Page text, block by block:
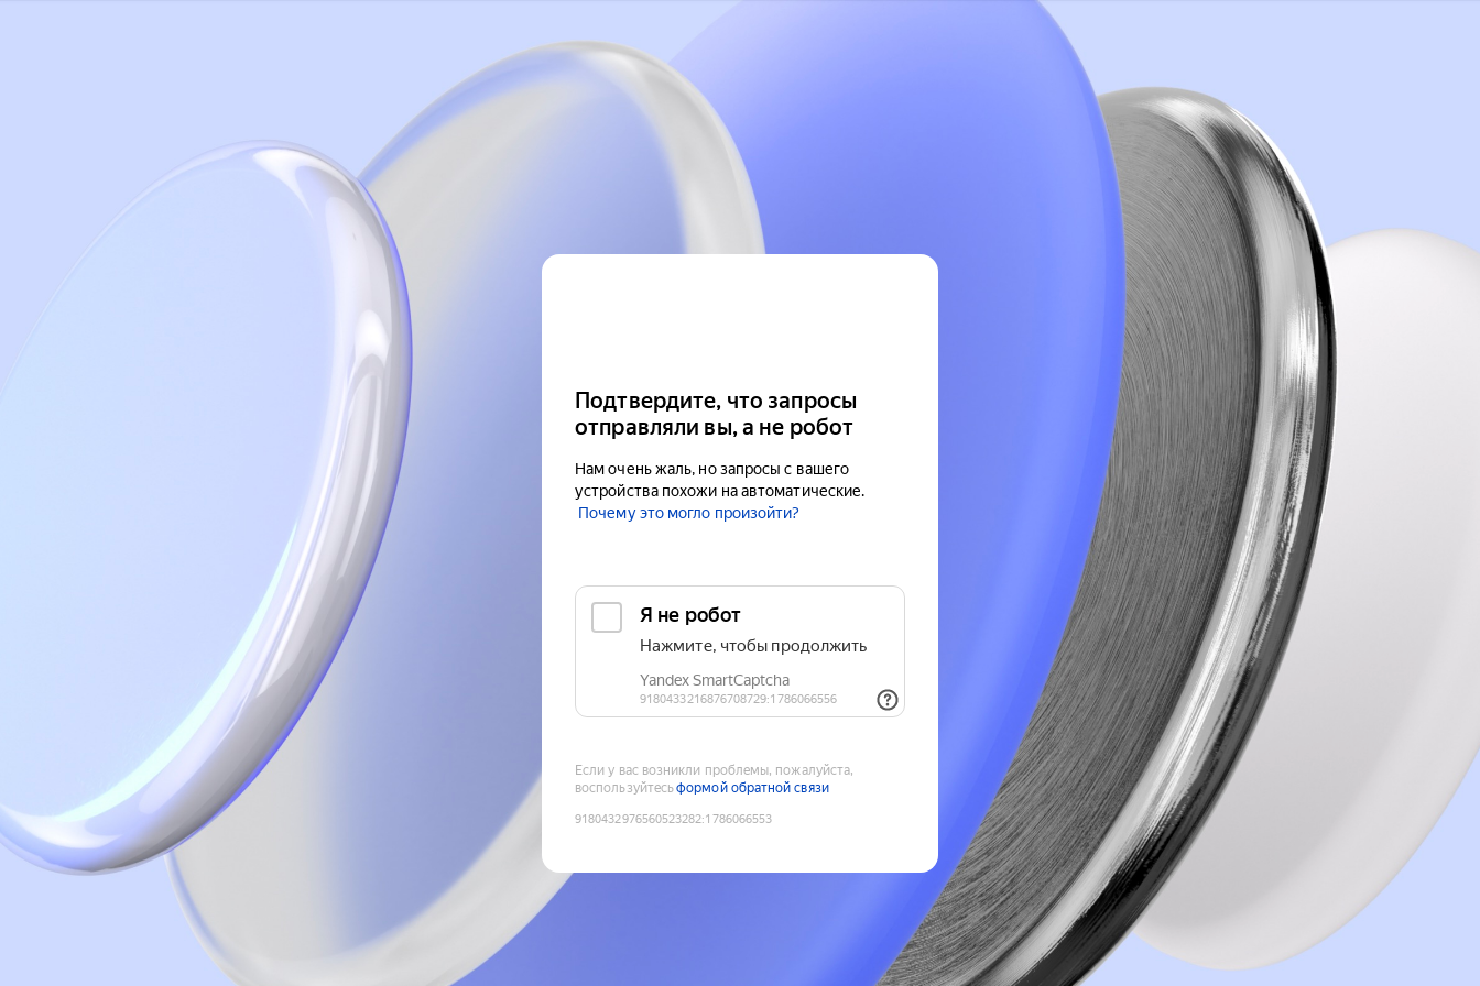
Подтвердите, что запросы
отправляли вы, а не робот
Нам очень жаль, но запросы с вашего
устройства похожи на автоматические.
Почему это могло произойти?
Если у вас возникли проблемы, пожалуйста,
воспользуйтесьформой обратной связи
9180432976560523282:1786066553